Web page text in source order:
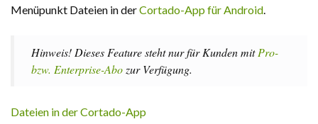
Menüpunkt Dateien in derCortado-App für Android.
Hinweis! Dieses Feature steht nur für Kunden mitPro-
bzw. Enterprise-Abo zur Verfügung.
Dateien in der Cortado-App